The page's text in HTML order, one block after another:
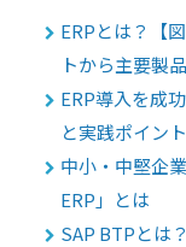
ERPとは？【
トから主要製
ERP導入を成
と実践ポイント
中小・中堅企
ERP」とは
SAP BTPとは